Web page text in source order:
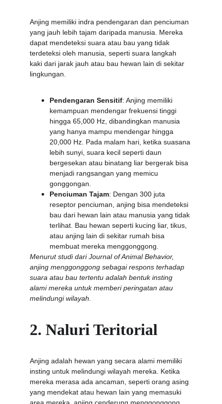
Anjing memiliki indra pendengaran dan penciuman
yang jauh lebih tajam daripada manusia. Mereka
dapat mendeteksi suara atau bau yang tidak
terdeteksi oleh manusia, seperti suara langkah
kaki dari jarak jauh atau bau hewan lain di sekitar
lingkungan.
Pendengaran Sensitif: Anjing memiliki
kemampuan mendengar frekuensi tinggi
hingga 65,000 Hz, dibandingkan manusia
yang hanya mampu mendengar hingga
20,000 Hz. Pada malam hari, ketika suasana
lebih sunyi, suara kecil seperti daun
bergesekan atau binatang liar bergerak bisa
menjadi rangsangan yang memicu
gonggongan.
Penciuman Tajam: Dengan 300 juta
reseptor penciuman, anjing bisa mendeteksi
bau dari hewan lain atau manusia yang tidak
terlihat. Bau hewan seperti kucing liar, tikus,
atau anjing lain di sekitar rumah bisa
membuat mereka menggonggong.
Menurut studi dari Journal of Animal Behavior,
anjing menggonggong sebagai respons terhadap
suara atau bau tertentu adalah bentuk insting
alami mereka untuk memberi peringatan atau
melindungi wilayah.
2. Naluri Teritorial
Anjing adalah hewan yang secara alami memiliki
insting untuk melindungi wilayah mereka. Ketika
mereka merasa ada ancaman, seperti orang asing
yang mendekat atau hewan lain yang memasuki